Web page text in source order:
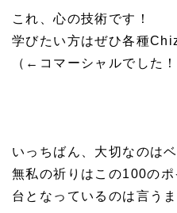
これ、心の技術です！
学びたい方はぜひ各種
（←コマーシャルでした！
いっちばん、大切なのは
無私の祈りはこの100の
台となっているのは言う